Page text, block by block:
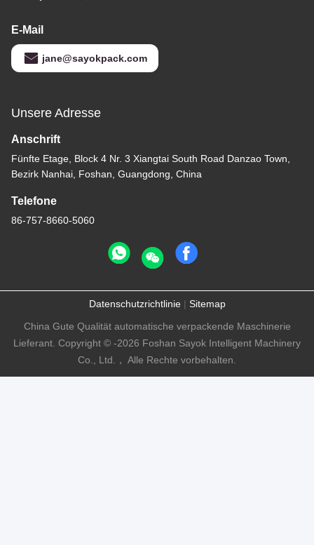
E-Mail
jane@sayokpack.com
Unsere Adresse
Anschrift
Fünfte Etage, Block 4 Nr. 3 Xiangtai South Road Danzao Town,
Bezirk Nanhai, Foshan, Guangdong, China
Telefone
86-757-8660-5060
Datenschutzrichtlinie| Sitemap
China Gute Qualität automatische verpackende Maschinerie
Lieferant. Copyright © -2026 Foshan Sayok Intelligent Machinery
Co., Ltd.， Alle Rechte vorbehalten.